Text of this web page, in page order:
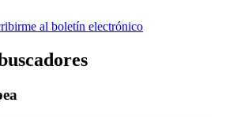
al boletín electrónico